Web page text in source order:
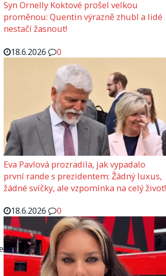
Syn Ornelly Koktové prošel velkou
proměnou: Quentin výrazně zhubl a lidé
nestačí žasnout!
18.6.2026
0
Eva Pavlová prozradila, jak vypadalo
první rande s prezidentem: Žádný luxus,
žádné svíčky, ale vzpomínka na celý život!
18.6.2026
0